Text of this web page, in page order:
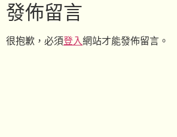
發佈留言
很抱歉，必須登入網站才能發佈留言。